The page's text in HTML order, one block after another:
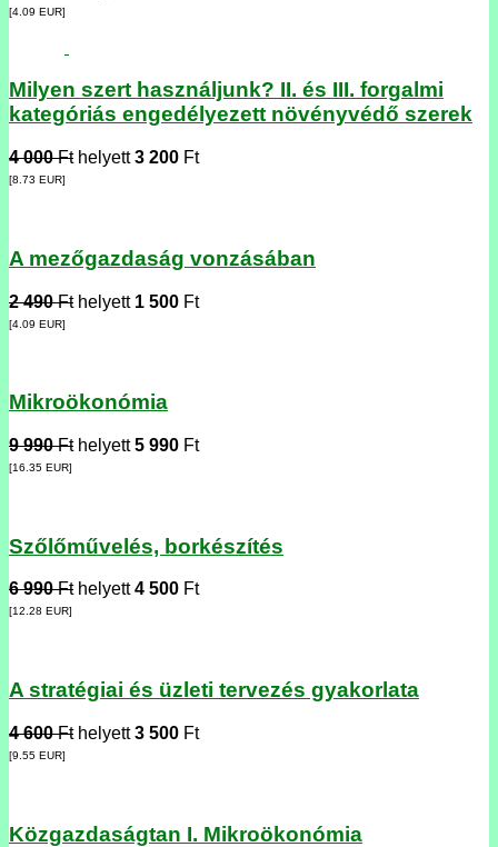
[4.09 EUR]
Milyen szert használjunk? II. és III. forgalmi
kategóriás engedélyezett növényvédő szerek
4 000 Fthelyett3 200 Ft
[8.73 EUR]
A mezőgazdaság vonzásában
2 490 Fthelyett 1 500 Ft
[4.09 EUR]
Mikroökonómia
9 990 Fthelyett5 990 Ft
[16.35 EUR]
Szőlőművelés, borkészítés
6 990 Fthelyett4 500 Ft
[12.28 EUR]
A stratégiai és üzleti tervezés gyakorlata
4 600 Fthelyett3 500 Ft
[9.55 EUR]
Közgazdaságtan I. Mikroökonómia